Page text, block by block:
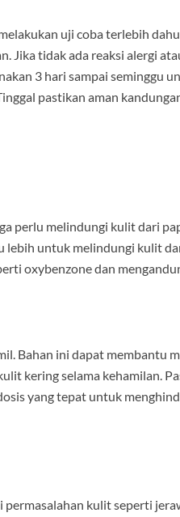
uji coba terlebih
Jika tidak ada reaksi alergi
3 hari sampai seminggu
pastikan aman
perlu melindungi kulit dari
lebih untuk melindungi kulit
oxybenzone dan
Bahan ini dapat membantu
kering selama kehamilan.
yang tepat untuk
kulit seperti